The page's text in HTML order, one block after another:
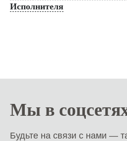
Исполнителя
Мы в
Будьте на связи с нами —